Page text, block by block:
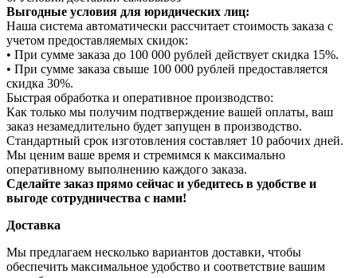
Выгодные условия для юридических лиц:
Наша система автоматически рассчитает стоимость заказа с
учетом предоставляемых скидок:
• При сумме заказа до 100 000 рублей действует скидка 15%.
• При сумме заказа свыше 100 000 рублей предоставляется
скидка 30%.
Быстрая обработка и оперативное производство:
Как только мы получим подтверждение вашей оплаты, ваш
заказ незамедлительно будет запущен в производство.
Стандартный срок изготовления составляет 10 рабочих дней.
Мы ценим ваше время и стремимся к максимально
оперативному выполнению каждого заказа.
Сделайте заказ прямо сейчас и убедитесь в удобстве и
выгоде сотрудничества с нами!
Доставка
Мы предлагаем несколько вариантов доставки, чтобы
обеспечить максимальное удобство и соответствие вашим